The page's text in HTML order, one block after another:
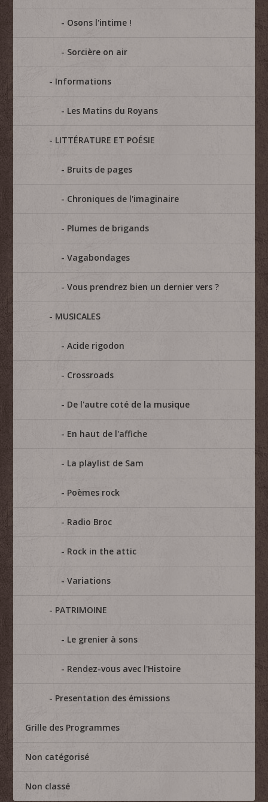
Osons l'intime !
Sorcière on air
Informations
Les Matins du Royans
LITTÉRATURE ET POÉSIE
Bruits de pages
Chroniques de l'imaginaire
Plumes de brigands
Vagabondages
Vous prendrez bien un dernier vers ?
MUSICALES
Acide rigodon
Crossroads
De l'autre coté de la musique
En haut de l'affiche
La playlist de Sam
Poèmes rock
Radio Broc
Rock in the attic
Variations
PATRIMOINE
Le grenier à sons
Rendez-vous avec l'Histoire
Presentation des émissions
Grille des Programmes
Non catégorisé
Non classé